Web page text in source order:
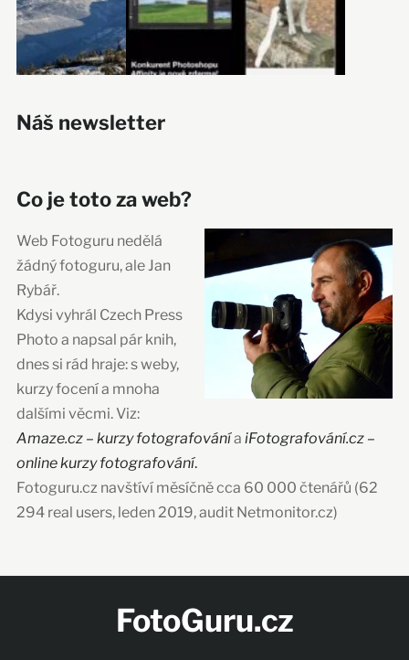
Náš newsletter
Co je toto za web?
Web Fotoguru nedělá
žádný fotoguru, ale Jan
Rybář.
Kdysi vyhrál Czech Press
Photo a napsal pár knih,
dnes si rád hraje: s weby,
kurzy focení a mnoha
dalšími věcmi. Viz:
Amaze.cz – kurzy fotografovánía iFotografování.cz –
online kurzy fotografování.
Fotoguru.cz navštíví měsíčně cca 60 000 čtenářů (62
294 real users, leden 2019, audit Netmonitor.cz)
FotoGuru.cz